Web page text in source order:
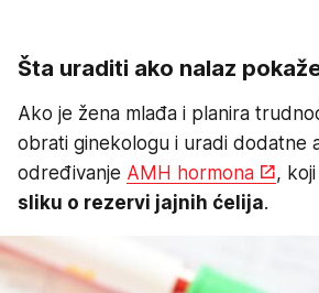
Šta uraditi ako nalaz
Ako je žena mlađa i planira
obrati ginekologu i uradi dodatne
određivanje AMH hormona ,
sliku o rezervi jajnih ćelija.